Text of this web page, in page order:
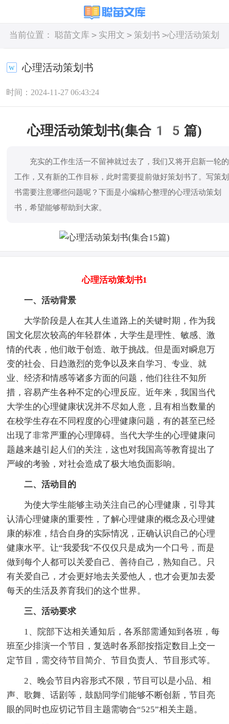
当前位置： 聪苗文库 > 实用文 > 策划书 >心理活动策划
心理活动策划书
时间：2024-11-27 06:43:24
心理活动策划书(集合15篇)
充实的工作生活一不留神就过去了，我们又将开启新一轮的
工作，又有新的工作目标，此时需要提前做好策划书了。写策划
书需要注意哪些问题呢？下面是小编精心整理的心理活动策划
书，希望能够帮助到大家。
心理活动策划书1
一、活动背景
大学阶段是人在其人生道路上的关键时期，作为我
国文化层次较高的年轻群体，大学生是理性、敏感、激
情的代表，他们敢于创造、敢于挑战。但是面对瞬息万
变的社会、日趋激烈的竞争以及来自学习、专业、就
业、经济和情感等诸多方面的问题，他们往往不知所
措，容易产生各种不定的心理反应。近年来，我国当代
大学生的心理健康状况并不尽如人意，且有相当数量的
在校学生存在不同程度的心理健康问题，有的甚至已经
出现了非常严重的心理障碍。当代大学生的心理健康问
题越来越引起人们的关注，这也对我国高等教育提出了
严峻的考验，对社会造成了极大地负面影响。
二、活动目的
为使大学生能够主动关注自己的心理健康，引导其
认清心理健康的重要性，了解心理健康的概念及心理健
康的标准，结合自身的实际情况，正确认识自己的心理
健康水平。让“我爱我”不仅仅只是成为一个口号，而是
做到每个人都可以关爱自己、善待自己，熟知自己。只
有关爱自己，才会更好地去关爱他人，也才会更加去爱
每天的生活及养育我们的这个世界。
三、活动要求
1、院部下达相关通知后，各系部需通知到各班，每
班至少排演一个节目，复选时各系部按指定数目上交一
定节目，需交待节目简介、节目负责人、节目形式等。
2、晚会节目内容形式不限，节目可以是小品、相
声、歌舞、话剧等，鼓励同学们能够不断创新，节目亮
眼的同时也应切记节目主题需吻合“525”相关主题。